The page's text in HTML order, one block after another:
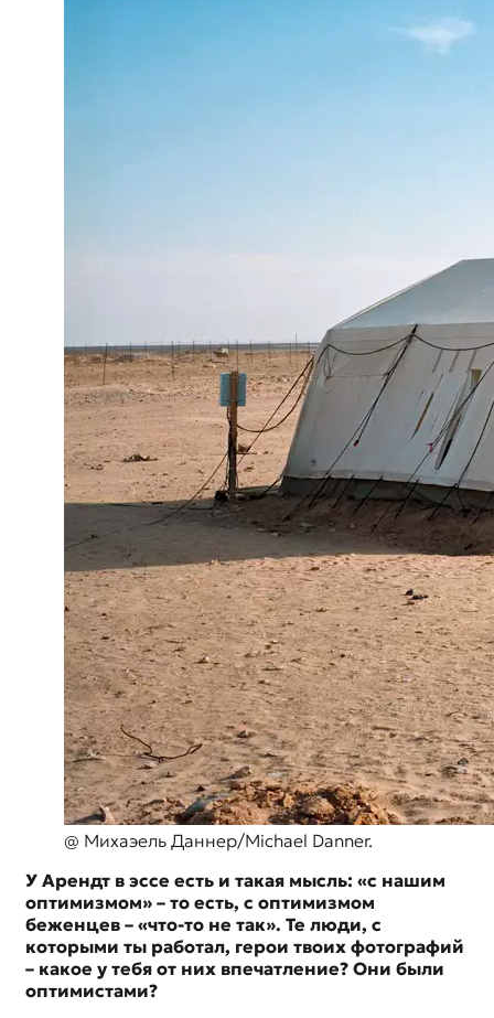
@ Михаэель Даннер/Michael Danner.
У Арендт в эссе есть и такая мысль: «с нашим
оптимизмом» – то есть, с оптимизмом
беженцев – «что-то не так». Те люди, с
которыми ты работал, герои твоих фотографий
– какое у тебя от них впечатление? Они были
оптимистами?